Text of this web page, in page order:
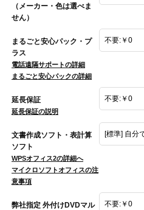
（メーカー・色は選べま
せん）
まるごと安心パック・プ
ラス
電話遠隔サポートの詳細
まるごと安心パックの詳細
延長保証
延長保証の説明
文書作成ソフト・表計算
ソフト
WPSオフィス2の詳細へ
マイクロソフトオフィスの注
意事項
弊社指定 外付けDVDマル